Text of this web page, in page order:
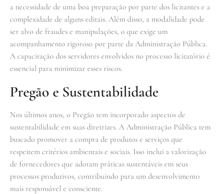
a necessidade de uma boa preparação por parte dos licitantes e a
complexidade de alguns editais. Além disso, a modalidade pode
ser alvo de fraudes e manipulações, o que exige um
acompanhamento rigoroso por parte da Administração Pública.
A capacitação dos servidores envolvidos no processo licitatório é
essencial para minimizar esses riscos.
Pregão e Sustentabilidade
Nos últimos anos, o Pregão tem incorporado aspectos de
sustentabilidade em suas diretrizes. A Administração Pública tem
buscado promover a compra de produtos e serviços que
respeitem critérios ambientais e sociais. Isso inclui a valorização
de fornecedores que adotam práticas sustentáveis em seus
processos produtivos, contribuindo para um desenvolvimento
mais responsável e consciente.